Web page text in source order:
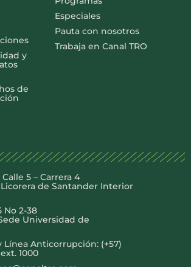
y
de
Especiales
Pauta con nosotros
Trabaja en Canal TRO
5 – Carrera 4
de Santander Interior
No 2-38
Universidad de
Anticorrupción: (+57)
1000